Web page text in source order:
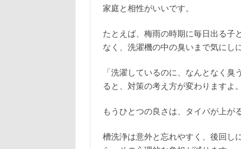
家庭と相性がいいです。
たとえば、梅雨の時期に毎日出る子
なく、洗濯機の中の臭いまで気にし
「洗濯しているのに、なんとなく
ると、対策の考え方が変わりますよ。
もうひとつの良さは、タイパが上が
槽洗浄は意外と忘れやすく、後回し